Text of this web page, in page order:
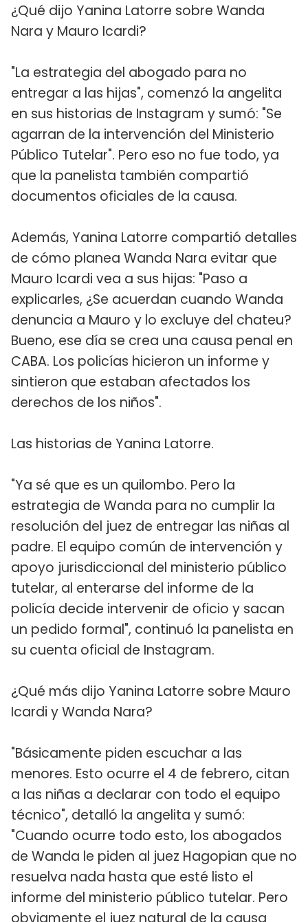
¿Qué dijo Yanina Latorre sobre Wanda
Nara y Mauro Icardi?
"La estrategia del abogado para no
entregar a las hijas", comenzó la angelita
en sus historias de Instagram y sumó: "Se
agarran de la intervención del Ministerio
Público Tutelar". Pero eso no fue todo, ya
que la panelista también compartió
documentos oficiales de la causa.
Además, Yanina Latorre compartió detalles
de cómo planea Wanda Nara evitar que
Mauro Icardi vea a sus hijas: "Paso a
explicarles, ¿Se acuerdan cuando Wanda
denuncia a Mauro y lo excluye del chateu?
Bueno, ese día se crea una causa penal en
CABA. Los policías hicieron un informe y
sintieron que estaban afectados los
derechos de los niños".
Las historias de Yanina Latorre.
"Ya sé que es un quilombo. Pero la
estrategia de Wanda para no cumplir la
resolución del juez de entregar las niñas al
padre. El equipo común de intervención y
apoyo jurisdiccional del ministerio público
tutelar, al enterarse del informe de la
policía decide intervenir de oficio y sacan
un pedido formal", continuó la panelista en
su cuenta oficial de Instagram.
¿Qué más dijo Yanina Latorre sobre Mauro
Icardi y Wanda Nara?
"Básicamente piden escuchar a las
menores. Esto ocurre el 4 de febrero, citan
a las niñas a declarar con todo el equipo
técnico", detalló la angelita y sumó:
"Cuando ocurre todo esto, los abogados
de Wanda le piden al juez Hagopian que no
resuelva nada hasta que esté listo el
informe del ministerio público tutelar. Pero
obviamente el juez natural de la causa